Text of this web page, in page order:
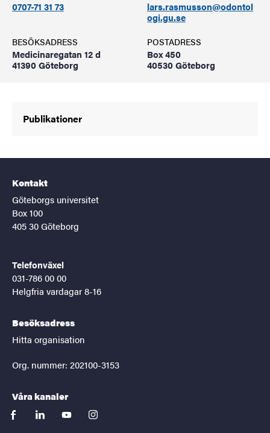
0707-71 31 73
lars.rasmusson@odontol
ogi.gu.se
BESÖKSADRESS
Medicinaregatan 12 d
41390 Göteborg
POSTADRESS
Box 450
40530 Göteborg
Publikationer
Kontakt
Göteborgs universitet
Box 100
405 30 Göteborg
Telefonväxel
031-786 00 00
Helgfria vardagar 8-16
Besöksadress
Hitta organisation
Org. nummer: 202100-3153
Våra kanaler
facebooklinkedinyoutubeinstagram